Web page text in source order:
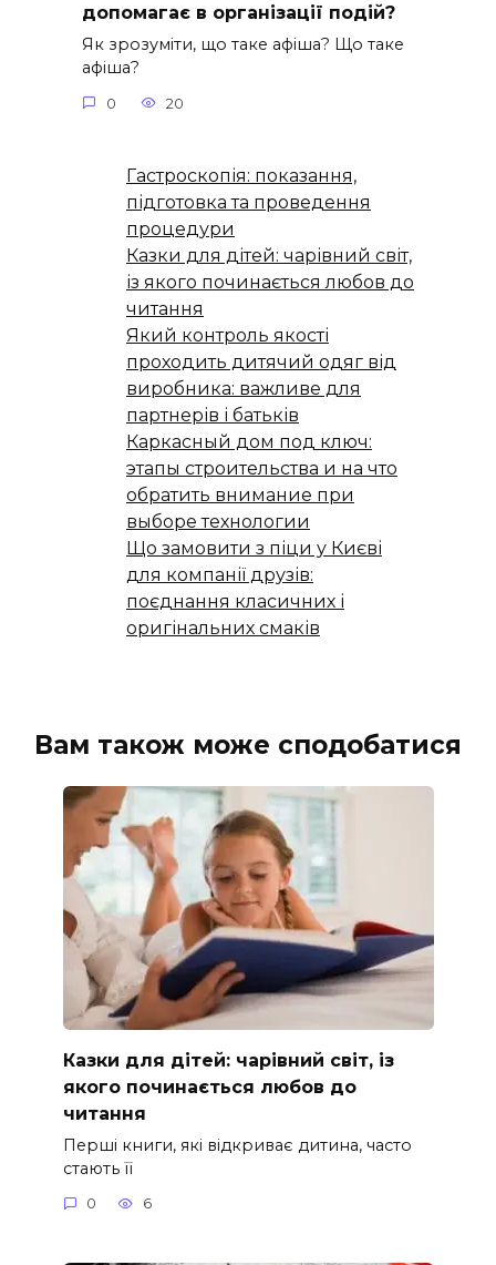
допомагає в організації подій?
Як зрозуміти, що таке афіша? Що таке
афіша?
0 20
Гастроскопія: показання,
підготовка та проведення
процедури
Казки для дітей: чарівний світ,
із якого починається любов до
читання
Який контроль якості
проходить дитячий одяг від
виробника: важливе для
партнерів і батьків
Каркасный дом под ключ:
этапы строительства и на что
обратить внимание при
выборе технологии
Що замовити з піци у Києві
для компанії друзів:
поєднання класичних і
оригінальних смаків
Вам також може сподобатися
Казки для дітей: чарівний світ, із
якого починається любов до
читання
Перші книги, які відкриває дитина, часто
стають її
0 6